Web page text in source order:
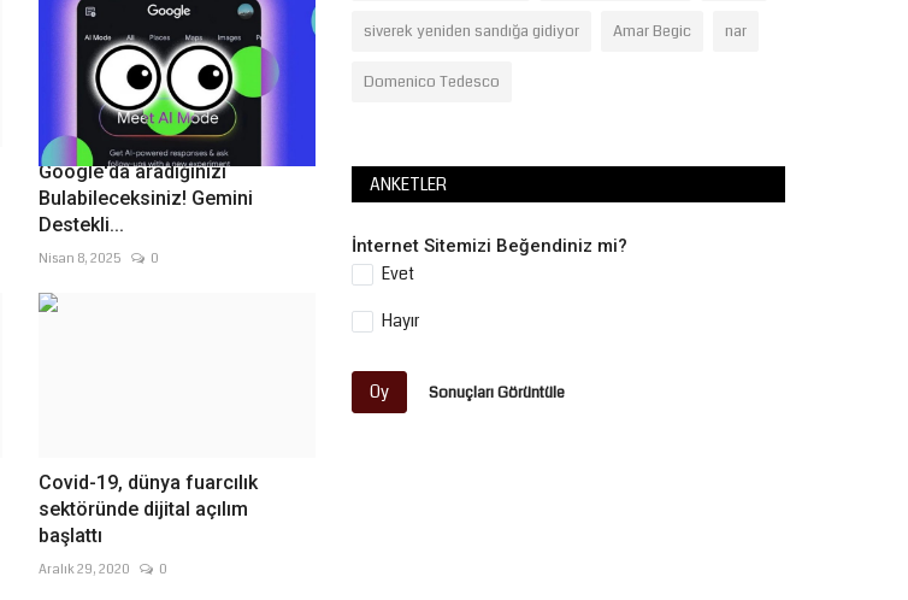
Google'da aradığınızı
Bulabileceksiniz! Gemini
Destekli...
Nisan 8, 2025 0
Covid-19, dünya fuarcılık
sektöründe dijital açılım
başlattı
Aralık 29, 2020 0
siverek yeniden sandığa gidiyor Amar Begic nar
Domenico Tedesco
ANKETLER
İnternet Sitemizi Beğendiniz mi?
Evet
Hayır
Oy Sonuçları Görüntüle